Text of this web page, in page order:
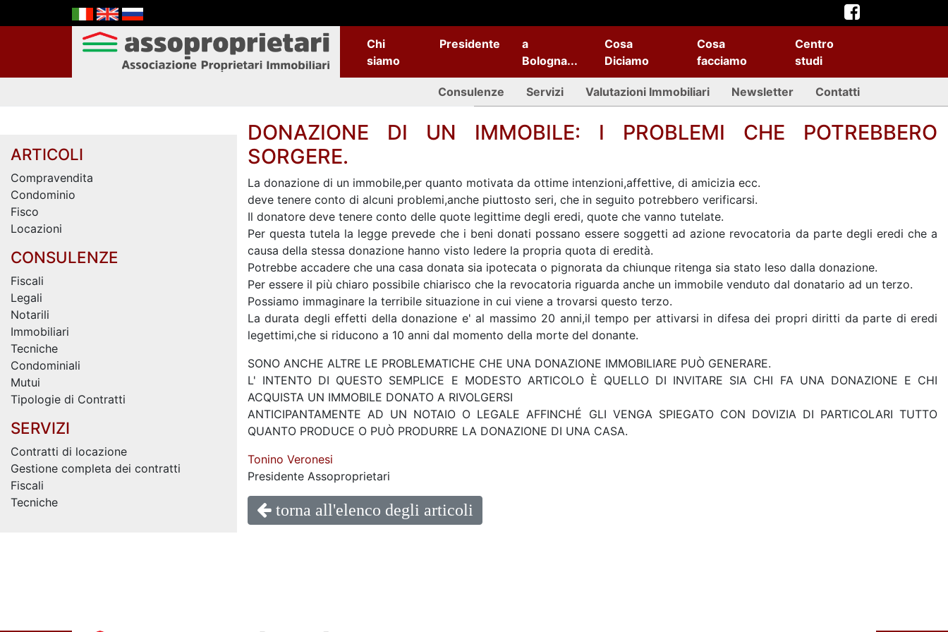
Chi
siamo
Presidente
a
Bologna...
Cosa
Diciamo
Cosa
facciamo
Centro
studi
Consulenze Servizi Valutazioni Immobiliari Newsletter Contatti
ARTICOLI
Compravendita
Condominio
Fisco
Locazioni
CONSULENZE
Fiscali
Legali
Notarili
Immobiliari
Tecniche
Condominiali
Mutui
Tipologie di Contratti
SERVIZI
Contratti di locazione
Gestione completa dei contratti
Fiscali
Tecniche
DONAZIONE DI UN IMMOBILE: I PROBLEMI CHE POTREBBERO
SORGERE.
La donazione di un immobile,per quanto motivata da ottime intenzioni,affettive, di amicizia ecc.
deve tenere conto di alcuni problemi,anche piuttosto seri, che in seguito potrebbero verificarsi.
Il donatore deve tenere conto delle quote legittime degli eredi, quote che vanno tutelate.
Per questa tutela la legge prevede che i beni donati possano essere soggetti ad azione revocatoria da parte degli eredi che a
causa della stessa donazione hanno visto ledere la propria quota di eredità.
Potrebbe accadere che una casa donata sia ipotecata o pignorata da chiunque ritenga sia stato leso dalla donazione.
Per essere il più chiaro possibile chiarisco che la revocatoria riguarda anche un immobile venduto dal donatario ad un terzo.
Possiamo immaginare la terribile situazione in cui viene a trovarsi questo terzo.
La durata degli effetti della donazione e' al massimo 20 anni,il tempo per attivarsi in difesa dei propri diritti da parte di eredi
legettimi,che si riducono a 10 anni dal momento della morte del donante.
SONO ANCHE ALTRE LE PROBLEMATICHE CHE UNA DONAZIONE IMMOBILIARE PUÒ GENERARE.
L' INTENTO DI QUESTO SEMPLICE E MODESTO ARTICOLO È QUELLO DI INVITARE SIA CHI FA UNA DONAZIONE E CHI
ACQUISTA UN IMMOBILE DONATO A RIVOLGERSI
ANTICIPANTAMENTE AD UN NOTAIO O LEGALE AFFINCHÉ GLI VENGA SPIEGATO CON DOVIZIA DI PARTICOLARI TUTTO
QUANTO PRODUCE O PUÒ PRODURRE LA DONAZIONE DI UNA CASA.
Tonino Veronesi
Presidente Assoproprietari
torna all'elenco degli articoli